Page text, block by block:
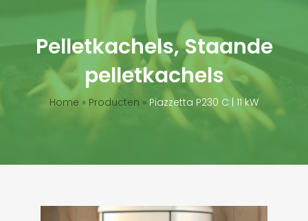
Pelletkachels, Staande
pelletkachels
Home » Producten » Piazzetta P230 C | 11 kW